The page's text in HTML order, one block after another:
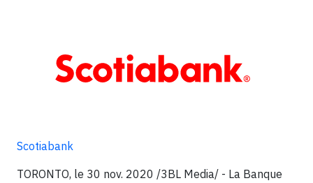
Scotiabank
TORONTO, le 30 nov. 2020 /3BL Media/ - La Banque